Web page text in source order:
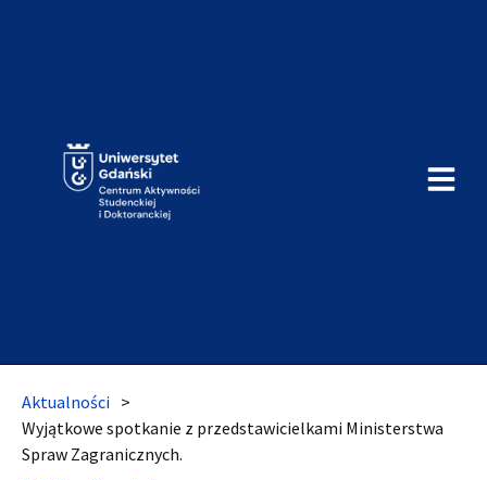
Aktualności >
Wyjątkowe spotkanie z przedstawicielkami Ministerstwa
Spraw Zagranicznych.